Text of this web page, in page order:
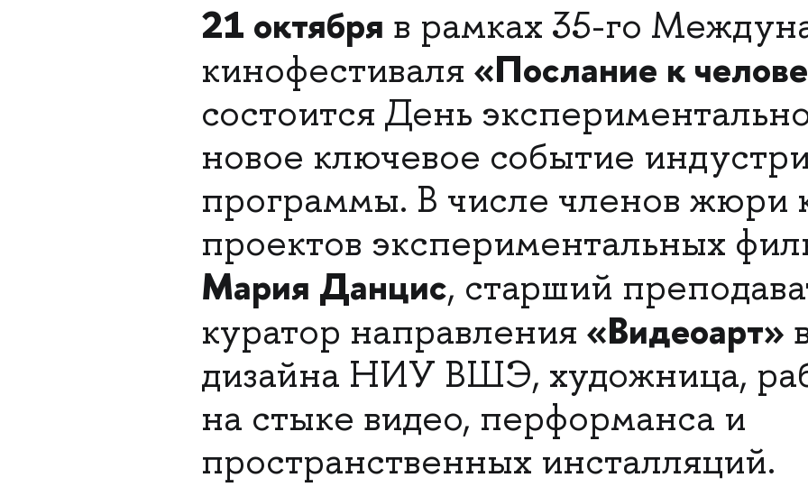
21 октября в рамках 35-го
кинофестиваля «Послание к
состоится День
новое ключевое событие
программы. В числе членов жюри
проектов экспериментальных
Мария Данцис, старший
куратор направления «Видеоарт»
дизайна НИУ ВШЭ, художница,
на стыке видео, перформанса и
пространственных инсталляций.